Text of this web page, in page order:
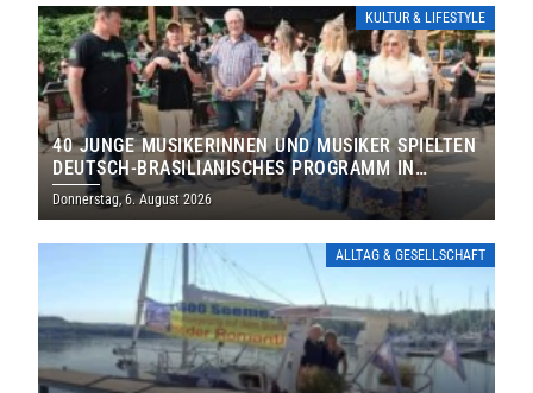
KULTUR & LIFESTYLE
40 JUNGE MUSIKERINNEN UND MUSIKER SPIELTEN
DEUTSCH-BRASILIANISCHES PROGRAMM IN
THOLEY
Donnerstag, 6. August 2026
ALLTAG & GESELLSCHAFT